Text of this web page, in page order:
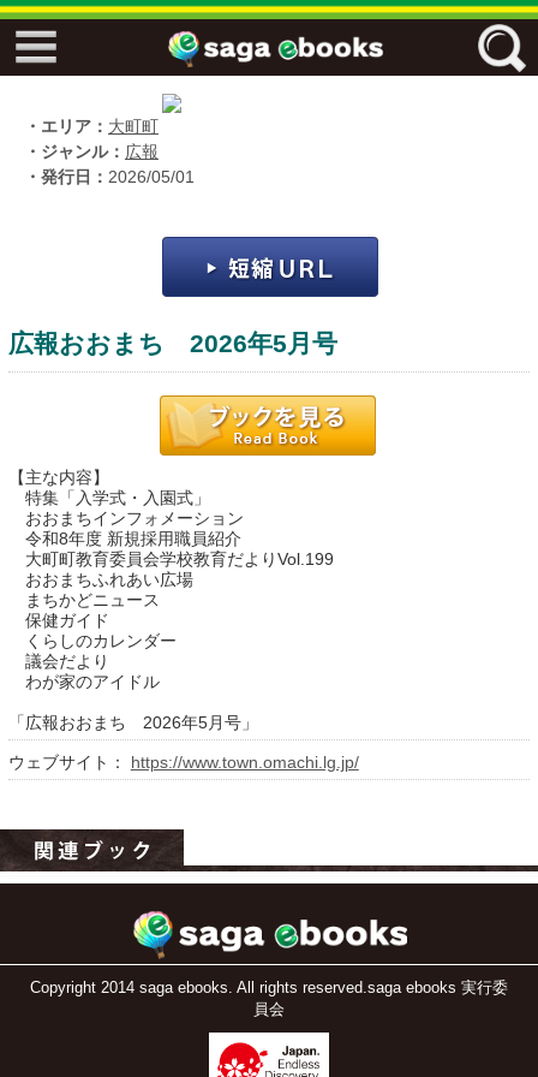
キーワード
・エリア： 大町町
・ジャンル： 広報
・発行日： 2026/05/01
広報おおまち 2026年5月号
【主な内容】
特集「入学式・入園式」
おおまちインフォメーション
令和8年度 新規採用職員紹介
大町町教育委員会学校教育だよりVol.199
おおまちふれあい広場
まちかどニュース
保健ガイド
くらしのカレンダー
議会だより
わが家のアイドル
「広報おおまち 2026年5月号」
ウェブサイト： https://www.town.omachi.lg.jp/
Copyright 2014 saga ebooks. All rights reserved.saga ebooks 実行委
員会
↓↓ ebooks専用本棚 ↓↓
saga ebooksとは
運営会社